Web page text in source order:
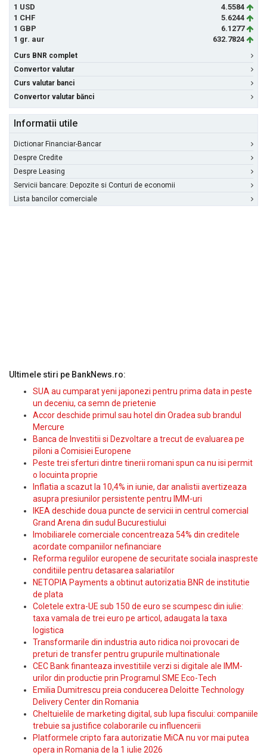
1 USD
4.5584
1 CHF
5.6244
1 GBP
6.1277
1 gr. aur
632.7824
Curs BNR complet
Convertor valutar
Curs valutar banci
Convertor valutar bănci
Informatii utile
Dictionar Financiar-Bancar
Despre Credite
Despre Leasing
Servicii bancare: Depozite si Conturi de economii
Lista bancilor comerciale
Ultimele stiri pe BankNews.ro:
SUA au cumparat yeni japonezi pentru prima data in peste
un deceniu, ca semn de prietenie
Accor deschide primul sau hotel din Oradea sub brandul
Mercure
Banca de Investitii si Dezvoltare a trecut de evaluarea pe
piloni a Comisiei Europene
Peste trei sferturi dintre tinerii romani spun ca nu isi permit
o locuinta proprie
Inflatia a scazut la 10,4% in iunie, dar analistii avertizeaza
asupra presiunilor persistente pentru IMM-uri
IKEA deschide doua puncte de servicii in centrul comercial
Grand Arena din sudul Bucurestiului
Imobiliarele comerciale concentreaza 54% din creditele
acordate companiilor nefinanciare
Reforma regulilor europene de securitate sociala inaspreste
conditiile pentru detasarea salariatilor
NETOPIA Payments a obtinut autorizatia BNR de institutie
de plata
Coletele extra-UE sub 150 de euro se scumpesc din iulie:
taxa vamala de trei euro pe articol, adaugata la taxa
logistica
Transformarile din industria auto ridica noi provocari de
preturi de transfer pentru grupurile multinationale
CEC Bank finanteaza investitiile verzi si digitale ale IMM-
urilor din productie prin Programul SME Eco-Tech
Emilia Dumitrescu preia conducerea Deloitte Technology
Delivery Center din Romania
Cheltuielile de marketing digital, sub lupa fiscului: companiile
trebuie sa justifice colaborarile cu influencerii
Platformele cripto fara autorizatie MiCA nu vor mai putea
opera in Romania de la 1 iulie 2026